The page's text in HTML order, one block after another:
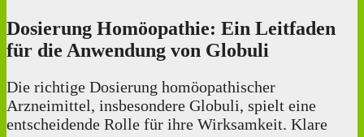
Dosierung Homöopathie: Ein Leitfaden
für die Anwendung von Globuli
Die richtige Dosierung homöopathischer
Arzneimittel, insbesondere Globuli, spielt eine
entscheidende Rolle für ihre Wirksamkeit. Klare